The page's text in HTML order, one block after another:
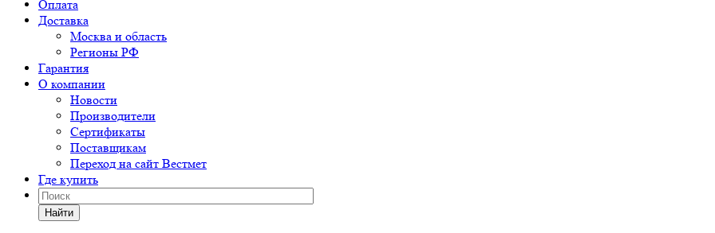
Оплата
Доставка
Москва и область
Регионы РФ
Гарантия
О компании
Новости
Производители
Сертификаты
Поставщикам
Переход на сайт Вестмет
Где купить
Найти